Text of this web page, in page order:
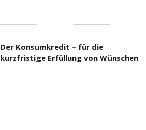
Der Konsumkredit – für die
kurzfristige Erfüllung von Wünschen